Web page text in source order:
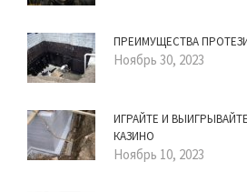
ПРЕИМУЩЕСТВА
Ноябрь 30, 2023
ИГРАЙТЕ И
КАЗИНО
Ноябрь 10, 2023